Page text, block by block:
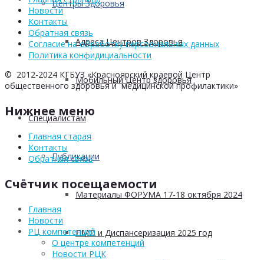
Центры Здоровья
Адреса Центров Здоровья
Мобильный Центр здоровья
Cпециалистам
Публикации
Материалы ФОРУМА 17-18 октября 2024
ПМО и Диспансеризация 2025 год
Новости
Контакты
Обратная связь
Согласие на обработку персоональных данных
Политика конфидициальности
© 2012-2024 КГБУЗ «Красноярский краевой Центр
общественного здоровья и медицинской профилактики»
Нижнее меню
Главная старая
Контакты
Обратная связь
Счётчик посещаемости
Главная
Новости
РЦ компетенций
О центре компетенций
Новости РЦК